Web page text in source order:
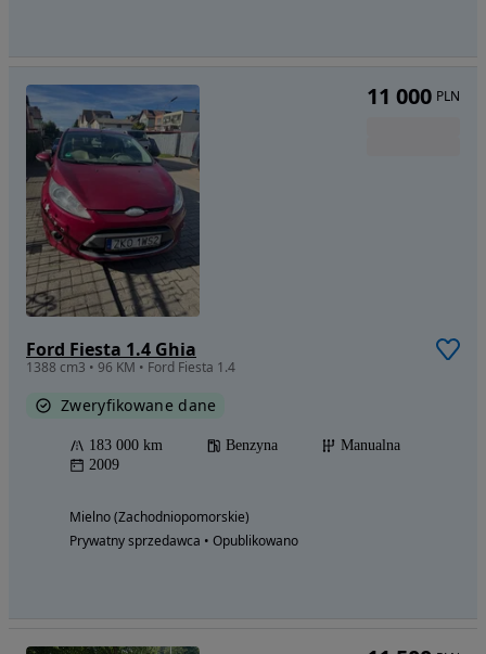
Ford Fiesta 1.4 Ghia
1388 cm3 • 96 KM • Ford Fiesta 1.4
Zweryfikowane dane
183 000 km Benzyna
Manualna
2009
Mielno (Zachodniopomorskie)
Prywatny sprzedawca • Opublikowano
11 000 PLN